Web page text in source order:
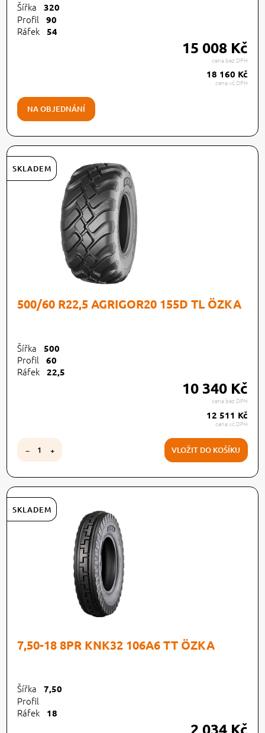
Šířka 320
Profil 90
Ráfek 54
15 008 Kč
cena bez DPH
18 160 Kč
cena vč.DPH
NA OBJEDNÁNÍ
SKLADEM
500/60 R22,5 AGRIGOR20 155D TL ÖZKA
Šířka 500
Profil 60
Ráfek 22,5
10 340 Kč
cena bez DPH
12 511 Kč
cena vč.DPH
− + VLOŽIT DO KOŠÍKU
SKLADEM
7,50-18 8PR KNK32 106A6 TT ÖZKA
Šířka 7,50
Profil
Ráfek
18
2 034 Kč